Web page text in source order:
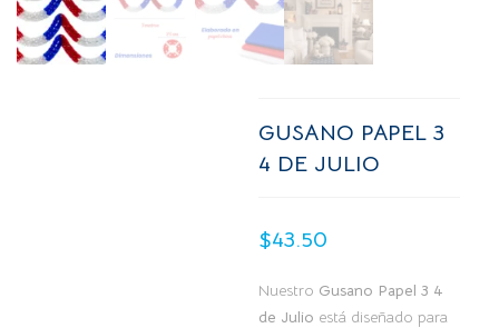
GUSANO PAPEL 3
4 DE JULIO
$43.50
Nuestro Gusano Papel 3 4
de Julio está diseñado para